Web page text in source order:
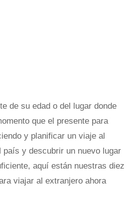
de su edad o del lugar donde
que el presente para
y planificar un viaje al
y descubrir un nuevo lugar
aquí están nuestras diez
viajar al extranjero ahora